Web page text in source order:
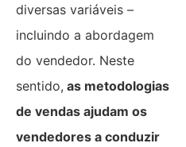
diversas variáveis –
incluindo a abordagem
do vendedor. Neste
sentido, as metodologias
de vendas ajudam os
vendedores a conduzir